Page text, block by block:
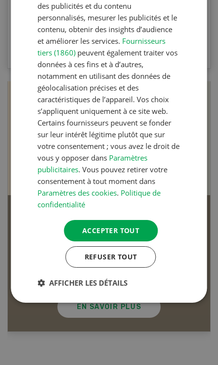
machines spécifiques.
VERS LE QUIZ
Dossier Articles biologiques
EN SAVOIR PLUS
des publicités et du contenu
personnalisés, mesurer les publicités et le
contenu, obtenir des insights d’audience
et améliorer les services. Fournisseurs
tiers (1860) peuvent également traiter vos
données à ces fins et à d’autres,
notamment en utilisant des données de
géolocalisation précises et des
caractéristiques de l’appareil. Vos choix
s’appliquent uniquement à ce site web.
Certains fournisseurs peuvent se fonder
sur leur intérêt légitime plutôt que sur
votre consentement ; vous avez le droit de
vous y opposer dans Paramètres
publicitaires. Vous pouvez retirer votre
consentement à tout moment dans
Paramètres des cookies. Politique de
confidentialité
ACCEPTER TOUT
REFUSER TOUT
AFFICHER LES DÉTAILS